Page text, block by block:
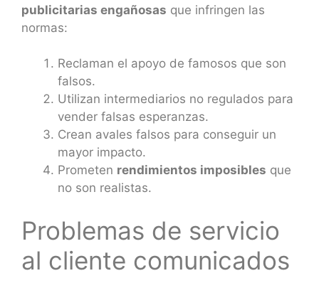
publicitarias engañosas que infringen las
normas:
Reclaman el apoyo de famosos que son
falsos.
Utilizan intermediarios no regulados para
vender falsas esperanzas.
Crean avales falsos para conseguir un
mayor impacto.
Prometen rendimientos imposibles que
no son realistas.
Problemas de servicio
al cliente comunicados